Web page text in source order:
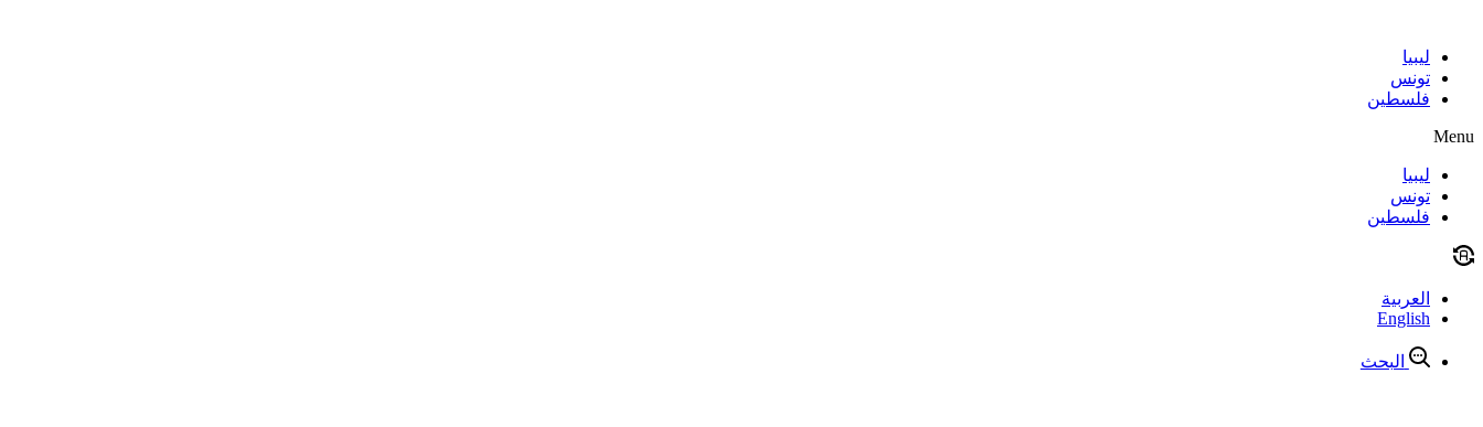
contentليبيا
تونس
فلسطين
Menu
ليبيا
تونس
فلسطين
العربية
English
البحث